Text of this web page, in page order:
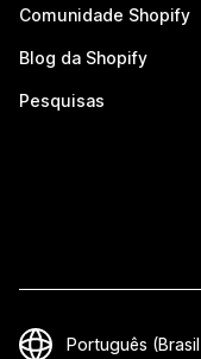
Comunidade Shopify
Blog da Shopify
Pesquisas